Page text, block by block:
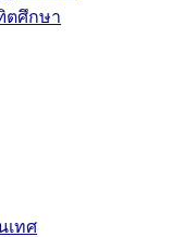
ตศึกษา
เทศ